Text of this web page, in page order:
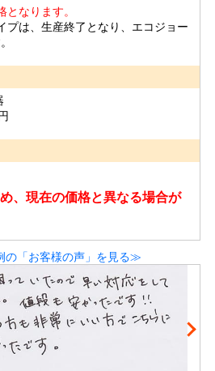
なります。
プは、生産終了となり、エコジョー
、現在の価格と異なる場合が
の「お客様の声」を見る≫